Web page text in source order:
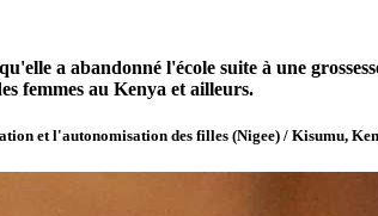
a abandonné l'école suite à une
femmes au Kenya et ailleurs.
et l'autonomisation des filles (Nigee) / Kisumu,